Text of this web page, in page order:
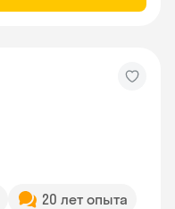
20 лет опыта